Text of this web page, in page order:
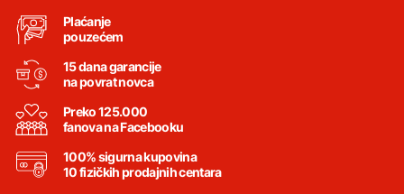
Plaćanje
pouzećem
15 dana garancije
na povrat novca
Preko 125.000
fanova na Facebooku
100% sigurna kupovina
10 fizičkih prodajnih centara